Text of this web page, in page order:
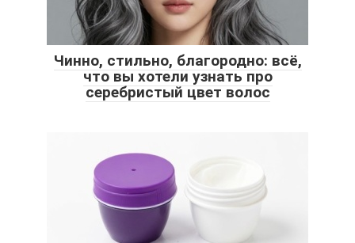
Чинно, стильно, благородно: всё,
что вы хотели узнать про
серебристый цвет волос